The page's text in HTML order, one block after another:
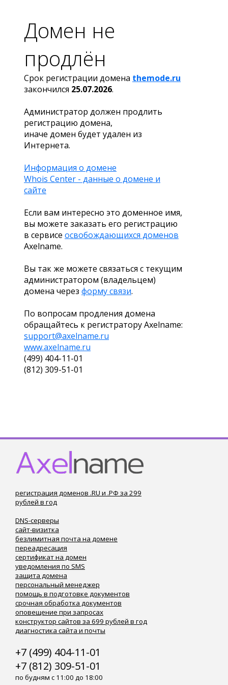
Домен не
продлён
Срок регистрации домена themode.ru
закончился 25.07.2026.
Администратор должен продлить
регистрацию домена,
иначе домен будет удален из
Интернета.
Информация о домене
Whois Center - данные о домене и
сайте
Если вам интересно это доменное имя,
вы можете заказать его регистрацию
в сервисе освобождающихся доменов
Axelname.
Вы так же можете связаться с текущим
администратором (владельцем)
домена через форму связи.
По вопросам продления домена
обращайтесь к регистратору Axelname:
support@axelname.ru
www.axelname.ru
(499) 404-11-01
(812) 309-51-01
регистрация доменов .RU и .РФ за 299
рублей в год
DNS-серверы
сайт-визитка
безлимитная почта на домене
переадресация
сертификат на домен
уведомления по SMS
защита домена
персональный менеджер
помощь в подготовке документов
срочная обработка документов
оповещение при запросах
конструктор сайтов за 699 рублей в год
диагностика сайта и почты
+7 (499) 404-11-01
+7 (812) 309-51-01
по будням с 11:00 до 18:00